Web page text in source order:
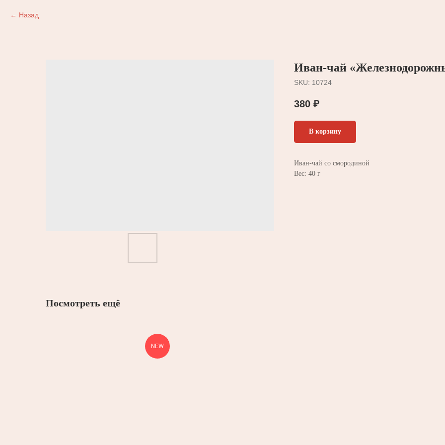
Назад
Иван-чай
SKU: 10724
380 ₽
В корзину
Иван-чай со смородиной
Вес: 40 г
Посмотреть ещё
NEW